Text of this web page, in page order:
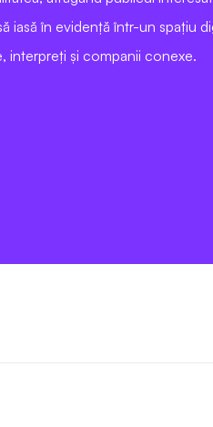
iasă în evidență într-un spațiu
interpreți și companii conexe.